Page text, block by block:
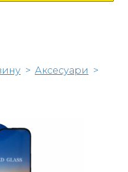
Аксесуари